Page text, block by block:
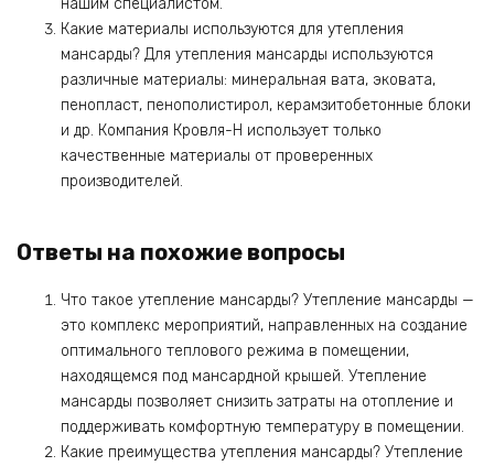
нашим специалистом.
Какие материалы используются для утепления
мансарды? Для утепления мансарды используются
различные материалы: минеральная вата, эковата,
пенопласт, пенополистирол, керамзитобетонные блоки
и др. Компания Кровля-Н использует только
качественные материалы от проверенных
производителей.
Ответы на похожие вопросы
Что такое утепление мансарды? Утепление мансарды —
это комплекс мероприятий, направленных на создание
оптимального теплового режима в помещении,
находящемся под мансардной крышей. Утепление
мансарды позволяет снизить затраты на отопление и
поддерживать комфортную температуру в помещении.
Какие преимущества утепления мансарды? Утепление